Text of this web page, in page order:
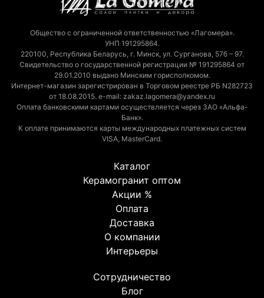
Общество с ограниченной ответственностью «Лагомера».
УНП 191295864.
220100, Республика Беларусь, г. Минск, ул. Сурганова, 57б – 97.
Свидетельство о государственной регистрации № 191295864 от
29.01.2010 выдано Минским горисполкомом.
Интернет-магазин зарегистрирован в Торговом реестре РБ N282723
от 18.08.2015. e-mail: zakaz.lagomera@yandex.ru
Оплата банковскими картами осуществляется через ЗАО «Альфа-
Банк».
К оплате принимаются карты международных платежных систем
VISA, MasterCard.
Каталог
Керамогранит оптом
Акции %
Оплата
Доставка
О компании
Интерьеры
Сотрудничество
Блог